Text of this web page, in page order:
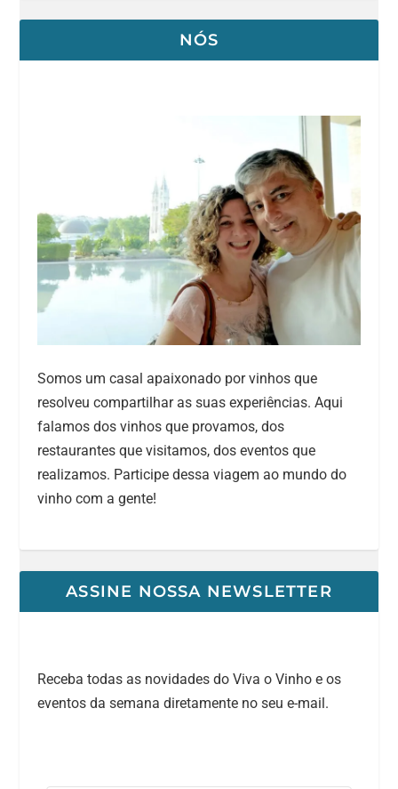
NÓS
Somos um casal apaixonado por vinhos que
resolveu compartilhar as suas experiências. Aqui
falamos dos vinhos que provamos, dos
restaurantes que visitamos, dos eventos que
realizamos. Participe dessa viagem ao mundo do
vinho com a gente!
ASSINE NOSSA NEWSLETTER
Receba todas as novidades do Viva o Vinho e os
eventos da semana diretamente no seu e-mail.